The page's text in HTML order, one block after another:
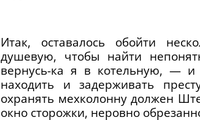
Итак, оставалось обойти
душевую, чтобы найти
вернусь-ка я в котельную, —
находить и задерживать
охранять мехколонну должен
окно сторожки, неровно